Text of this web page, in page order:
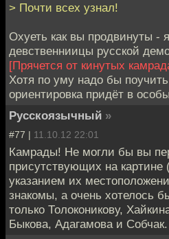
> Почти всех узнал!
Охуеть как вы продвинуты -
девственниицы русской
[Прячется от кинутых
Хотя по уму надо бы
ориентировка придёт в
Русскоязычный »
#77 | 11.10.12 22:01
Камрады! Не могли бы вы
присутствующих на картине
указанием их
знакомы, а очень хотелось
только Толоконикову,
Быкова, Адагамова и Собчак.